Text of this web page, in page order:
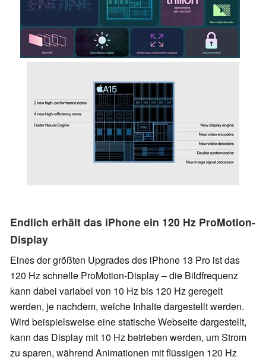
Endlich erhält das iPhone ein 120 Hz ProMotion-
Display
Eines der größten Upgrades des iPhone 13 Pro ist das
120 Hz schnelle ProMotion-Display – die Bildfrequenz
kann dabei variabel von 10 Hz bis 120 Hz geregelt
werden, je nachdem, welche Inhalte dargestellt werden.
Wird beispielsweise eine statische Webseite dargestellt,
kann das Display mit 10 Hz betrieben werden, um Strom
zu sparen, während Animationen mit flüssigen 120 Hz